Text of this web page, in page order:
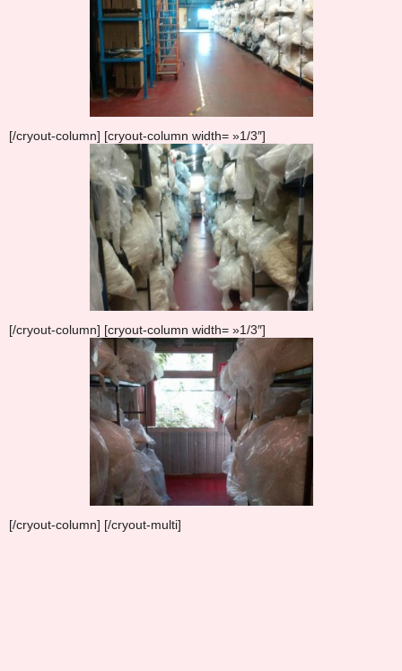
[/cryout-column] [cryout-column width= »1/3″]
[/cryout-column] [cryout-column width= »1/3″]
[/cryout-column] [/cryout-multi]